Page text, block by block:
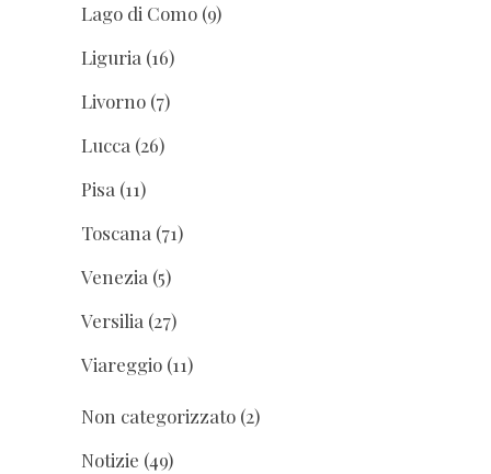
Lago di Como (9)
Liguria (16)
Livorno (7)
Lucca (26)
Pisa (11)
Toscana (71)
Venezia (5)
Versilia (27)
Viareggio (11)
Non categorizzato (2)
Notizie (49)